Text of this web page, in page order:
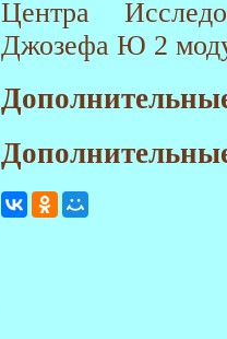
Центра
Джозефа Ю 2